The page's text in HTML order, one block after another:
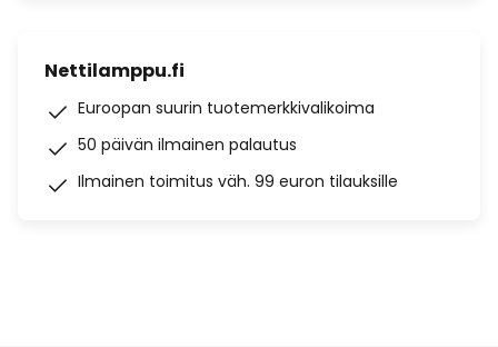
Nettilamppu.fi
Euroopan suurin tuotemerkkivalikoima
50 päivän ilmainen palautus
Ilmainen toimitus väh. 99 euron tilauksille